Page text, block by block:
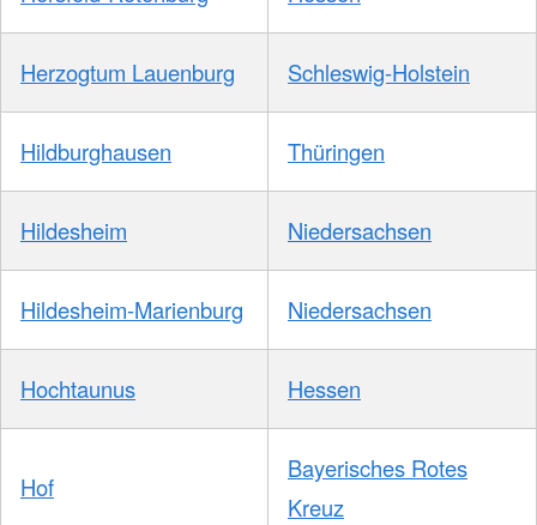
Herzogtum Lauenburg Schleswig-Holstein
Hildburghausen Thüringen
Hildesheim Niedersachsen
Hildesheim-Marienburg Niedersachsen
Hochtaunus Hessen
Hof
Bayerisches Rotes
Kreuz